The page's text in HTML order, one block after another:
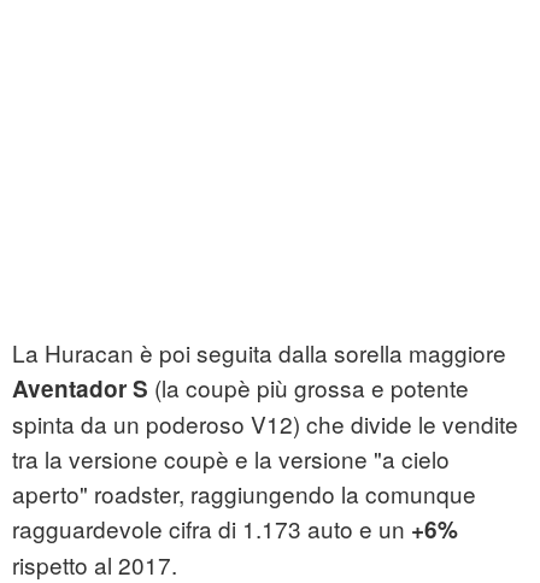
La Huracan è poi seguita dalla sorella maggiore
Aventador S (la coupè più grossa e potente
spinta da un poderoso V12) che divide le vendite
tra la versione coupè e la versione "a cielo
aperto" roadster, raggiungendo la comunque
ragguardevole cifra di 1.173 auto e un +6%
rispetto al 2017.